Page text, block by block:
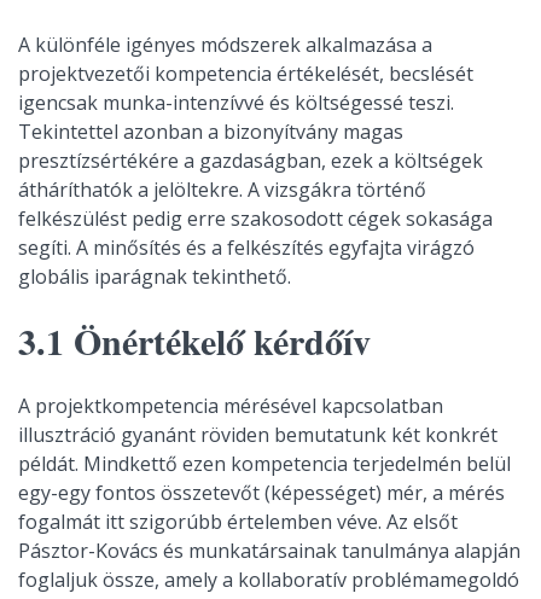
A különféle igényes módszerek alkalmazása a
projektvezetői kompetencia értékelését, becslését
igencsak munka-intenzívvé és költségessé teszi.
Tekintettel azonban a bizonyítvány magas
presztízsértékére a gazdaságban, ezek a költségek
átháríthatók a jelöltekre. A vizsgákra történő
felkészülést pedig erre szakosodott cégek sokasága
segíti. A minősítés és a felkészítés egyfajta virágzó
globális iparágnak tekinthető.
3.1 Önértékelő kérdőív
A projektkompetencia mérésével kapcsolatban
illusztráció gyanánt röviden bemutatunk két konkrét
példát. Mindkettő ezen kompetencia terjedelmén belül
egy-egy fontos összetevőt (képességet) mér, a mérés
fogalmát itt szigorúbb értelemben véve. Az elsőt
Pásztor-Kovács és munkatársainak tanulmánya alapján
foglaljuk össze, amely a kollaboratív problémamegoldó